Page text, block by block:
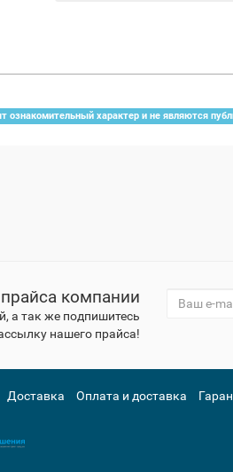
ознакомительный характер и не являются
компании
а так же подпишитесь
нашего прайса!
Доставка Оплата и доставка